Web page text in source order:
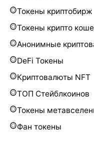
Токены криптобирж
Токены крипто
Анонимные
DeFi Токены
Криптовалюты NFT
ТОП Стейблкоинов
Токены
Фан токены